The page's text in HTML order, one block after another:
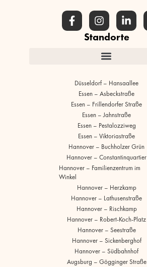
Standorte
Düsseldorf – Hansaallee
Essen – Asbeckstraße
Essen – Frillendorfer Straße
Essen – Jahnstraße
Essen – Pestalozziweg
Essen – Viktoriastraße
Hannover – Buchholzer Grün
Hannover – Constantinquartier
Hannover – Familienzentrum im
Winkel
Hannover – Herzkamp
Hannover – Lathusenstraße
Hannover – Rischkamp
Hannover – Robert-Koch-Platz
Hannover – Seestraße
Hannover – Sickenberghof
Hannover – Südbahnhof
Augsburg – Gögginger Straße